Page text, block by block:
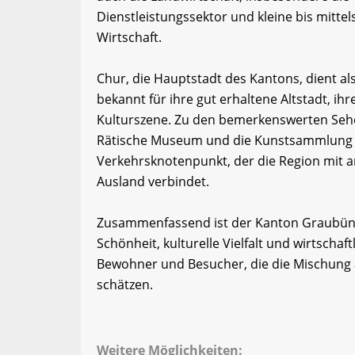
Dienstleistungssektor und kleine bis
Wirtschaft.
Chur, die Hauptstadt des Kantons, dient
bekannt für ihre gut erhaltene Altstadt,
Kulturszene. Zu den bemerkenswerten
Rätische Museum und die
Verkehrsknotenpunkt, der die Region mit
Ausland verbindet.
Zusammenfassend ist der Kanton
Schönheit, kulturelle Vielfalt und
Bewohner und Besucher, die die
schätzen.
Weitere Möglichkeiten: